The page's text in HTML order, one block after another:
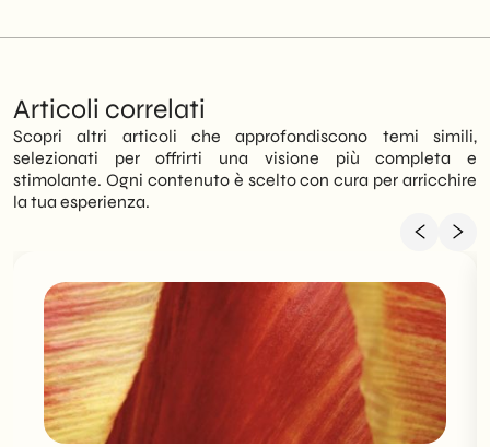
Articoli correlati
Scopri altri articoli che approfondiscono temi simili,
selezionati per offrirti una visione più completa e
stimolante. Ogni contenuto è scelto con cura per arricchire
la tua esperienza.